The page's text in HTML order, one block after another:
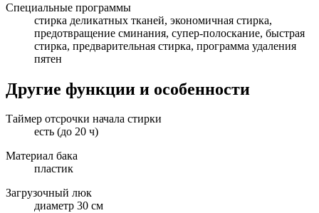
Специальные программы
стирка деликатных тканей, экономичная стирка,
предотвращение сминания, супер-полоскание, быстрая
стирка, предварительная стирка, программа удаления
пятен
Другие функции и особенности
Таймер отсрочки начала стирки
есть (до 20 ч)
Материал бака
пластик
Загрузочный люк
диаметр 30 см